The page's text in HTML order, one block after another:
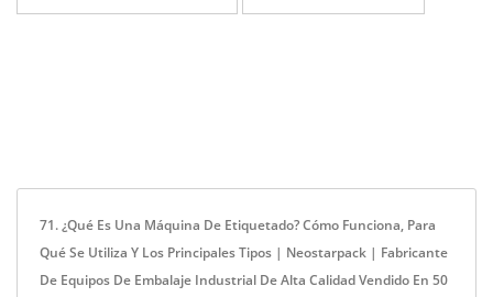
71. ¿Qué Es Una Máquina De Etiquetado? Cómo Funciona, Para
Qué Se Utiliza Y Los Principales Tipos | Neostarpack | Fabricante
De Equipos De Embalaje Industrial De Alta Calidad Vendido En 50